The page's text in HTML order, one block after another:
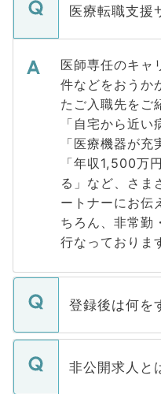
医療転職支援
医師専任のキャ
件などをおうか
たご入職先をご
「自宅から近い
「医療機器が充
「年収1,500万
る」など、さま
ートナーにお伝
ちろん、非常勤
行なっておりま
登録後は何を
ご登録いただき
登録内容を確認
非公開求人と